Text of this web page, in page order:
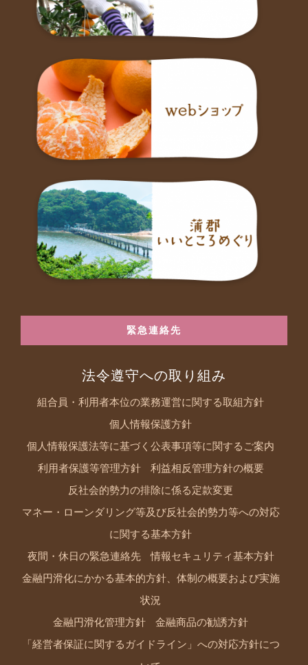
緊急連絡先
法令遵守への取り組み
組合員・利用者本位の業務運営に関する取組方針
個人情報保護方針
個人情報保護法等に基づく公表事項等に関するご案内
利用者保護等管理方針 利益相反管理方針の概要
反社会的勢力の排除に係る定款変更
マネー・ローンダリング等及び反社会的勢力等への対応
に関する基本方針
夜間・休日の緊急連絡先 情報セキュリティ基本方針
金融円滑化にかかる基本的方針、体制の概要および実施
状況
金融円滑化管理方針 金融商品の勧誘方針
「経営者保証に関するガイドライン」への対応方針につ